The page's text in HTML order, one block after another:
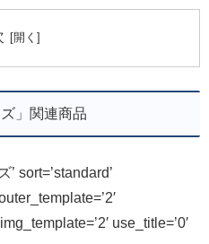
ズ」関連商品
sort=’standard’
use_title=’0′